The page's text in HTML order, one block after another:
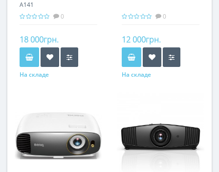
A141
0
18 000грн.
На складе
0
12 000грн.
На складе